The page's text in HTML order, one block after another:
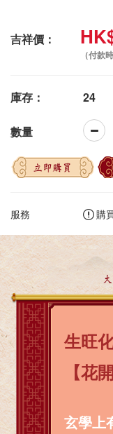
吉祥價：
（付款
庫存： 24
數量
立即購買
服務 購
生旺
【花
玄學上